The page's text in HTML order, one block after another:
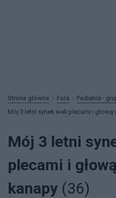
Strona główna Fora
Pediatria -
Mój 3 letni synek wali plecami i głową
Mój 3 letni
plecami i
kanapy (36)